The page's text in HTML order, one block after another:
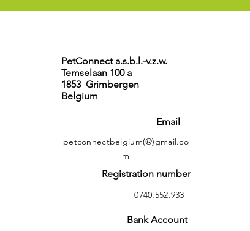
PetConnect a.s.b.l.-v.z.w.
Temselaan 100 a
1853 Grimbergen
Belgium
Email
petconnectbelgium(@)gmail.co
m
Registration number
0740.552.933
Bank Account